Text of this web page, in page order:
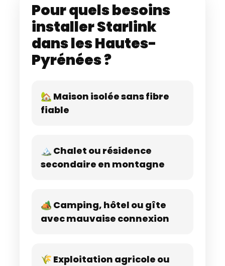
Pour quels besoins
installer Starlink
dans les Hautes-
Pyrénées ?
🏡 Maison isolée sans fibre
fiable
🏔️ Chalet ou résidence
secondaire en montagne
🏕️ Camping, hôtel ou gîte
avec mauvaise connexion
🌾 Exploitation agricole ou